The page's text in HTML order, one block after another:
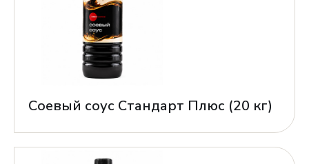
Соевый соус Стандарт Плюс (20 кг)